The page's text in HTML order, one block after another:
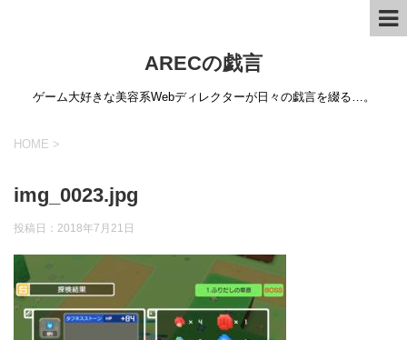
ARECの戯言
ゲーム大好きな美容系Webディレクターが日々の戯言を綴る…。
HOME >
img_0023.jpg
投稿日： 2018年7月21日